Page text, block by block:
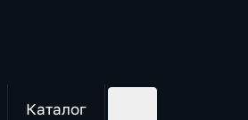
Каталог